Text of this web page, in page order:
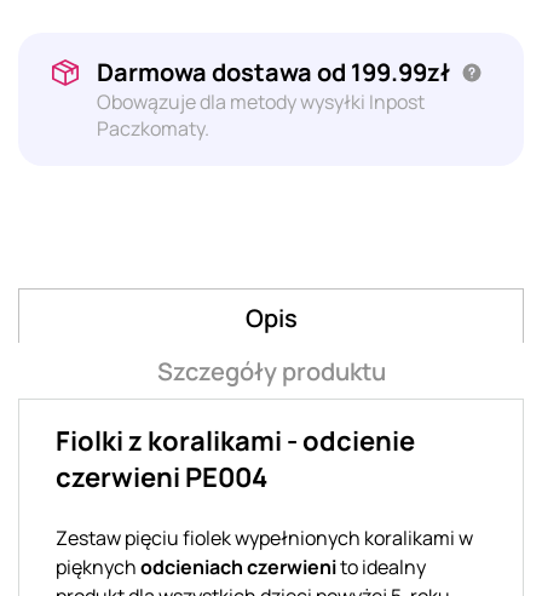
Darmowa dostawa od 199.99zł
Obowązuje dla metody wysyłki Inpost
Paczkomaty.
Opis
Szczegóły produktu
Fiolki z koralikami - odcienie
czerwieni PE004
Zestaw pięciu fiolek wypełnionych koralikami w
pięknychodcieniach czerwienito idealny